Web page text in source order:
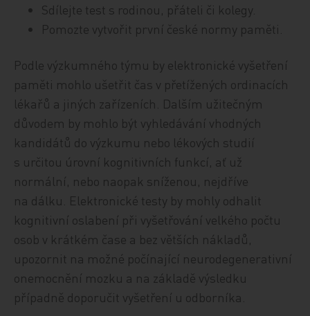
Sdílejte test s rodinou, přáteli či kolegy.
Pomozte vytvořit první české normy paměti.
Podle výzkumného týmu by elektronické vyšetření
paměti mohlo ušetřit čas v přetížených ordinacích
lékařů a jiných zařízeních. Dalším užitečným
důvodem by mohlo být vyhledávání vhodných
kandidátů do výzkumu nebo lékových studií
s určitou úrovní kognitivních funkcí, ať už
normální, nebo naopak sníženou, nejdříve
na dálku. Elektronické testy by mohly odhalit
kognitivní oslabení při vyšetřování velkého počtu
osob v krátkém čase a bez větších nákladů,
upozornit na možné počínající neurodegenerativní
onemocnění mozku a na základě výsledku
případně doporučit vyšetření u odborníka.